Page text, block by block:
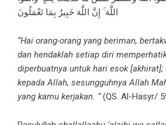
اللَّهَ ۚ إِنَّ اللَّهَ خَبِيرٌ بِمَا تَعْمَلُونَ
“Hai orang-orang yang beriman,
dan hendaklah setiap diri
diperbuatnya untuk hari esok
kepada Allah, sesungguhnya Allah
yang kamu kerjakan. “(QS. Al-Hasyr/